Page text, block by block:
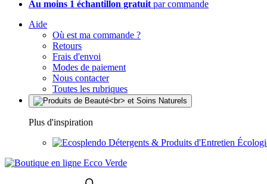
Au moins 1 échantillon gratuit par commande
Aide
Où est ma commande ?
Retours
Frais d'envoi
Modes de paiement
Nous contacter
Toutes les rubriques
Plus d'inspiration
Détergents & Produits d'Entretien